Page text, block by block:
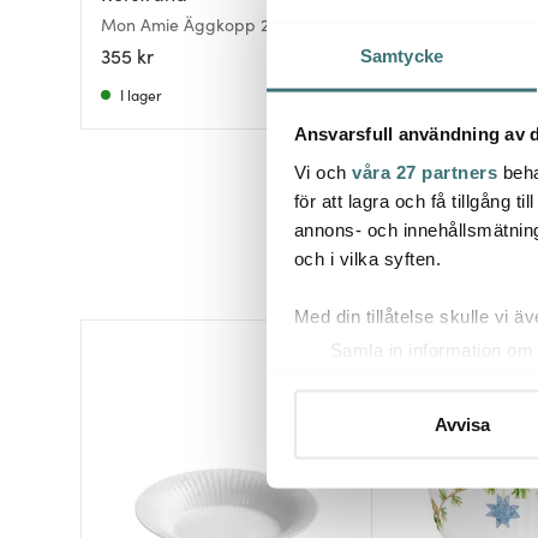
Samtycke
Ansvarsfull användning av
Vi och våra 27 partners
för att lagra och få tillgång
annons- och
och i vilka syften.
Med din tillåtelse skulle vi
Samla in information
eller dra tillbaka ditt
Vi använder cookies för att
att vi kan analysera vår
Avvisa
Mon Amie Äggkopp 2-pack
355 kr
I lager
174 kr
Få i lager